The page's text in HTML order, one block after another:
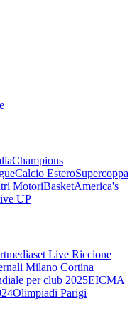
Champions
Calcio EsteroSupercoppa
MotoriBasketAmerica's
UP
Live Riccione
Milano Cortina
per club 2025EICMA
Olimpiadi Parigi